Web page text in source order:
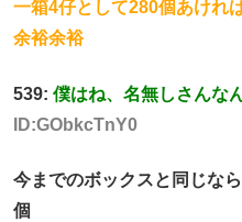
一箱4仔として280個あけれ
余裕余裕
539: 僕はね、名無しさんな
ID:GObkcTnY0
今までのボックスと同じな
個